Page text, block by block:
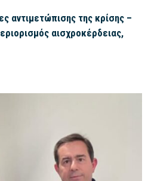
αντιμετώπισης της κρίσης –
αισχροκέρδειας,